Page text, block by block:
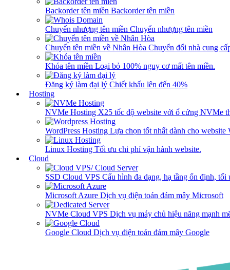
Backorder tên miền Backorder tên miền
Chuyển nhượng tên miền Chuyển nhượng tên miền
Chuyển tên miền về Nhân Hòa Chuyển đổi nhà cung
Khóa tên miền Loại bỏ 100% nguy cơ mất tên miền.
Đăng ký làm đại lý Chiết khấu lên đến 40%
Hosting
NVMe Hosting X25 tốc độ website với ổ cứng NVMe
WordPress Hosting Lựa chọn tốt nhất dành cho website
Linux Hosting Tối ưu chi phí vận hành website.
Cloud
SSD Cloud VPS Cấu hình đa dạng, hạ tầng ổn định,
Microsoft Azure Dịch vụ điện toán đám mây Microsoft
NVMe Cloud VPS Dịch vụ máy chủ hiệu năng mạnh
Google Cloud Dịch vụ điện toán đám mây Google